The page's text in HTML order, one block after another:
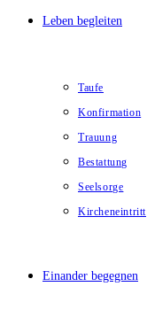
Leben begleiten
Taufe
Konfirmation
Trauung
Bestattung
Seelsorge
Kircheneintritt
Einander begegnen